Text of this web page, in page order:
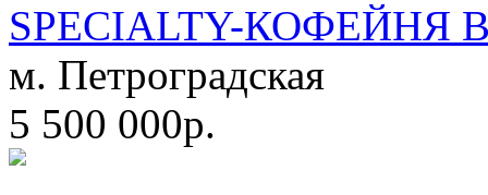
SPECIALTY-
м. Петроградская
5 500 000р.